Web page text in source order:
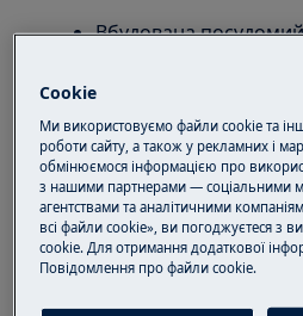
Вбудована
Рішення
1. Переконайтеся, що
повністю закриті (ви
2. Якщо встановлено
більш ранню програму,
налаштування або
Cookie
Ми використовуємо файли cookie та
роботи сайту, а також у рекламних і
обмінюємося інформацією про
з нашими партнерами — соціальними
агентствами та аналітичними
всі файли cookie», ви погоджуєтеся з
cookie. Для отримання додаткової
Пoвідомлення прo файли cookie.